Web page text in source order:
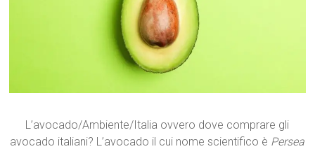
L’avocado/Ambiente/Italia ovvero dove comprare gli
avocado italiani? L’avocado il cui nome scientifico è Persea